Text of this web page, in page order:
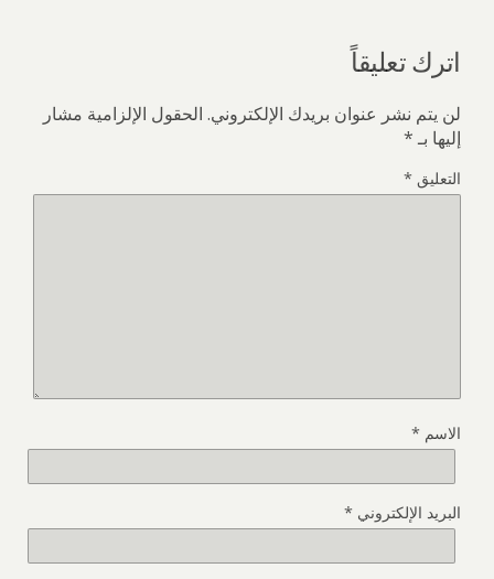
اترك تعليقاً
لن يتم نشر عنوان بريدك الإلكتروني. الحقول الإلزامية مشار
إليها بـ*
التعليق *
الاسم *
البريد الإلكتروني *